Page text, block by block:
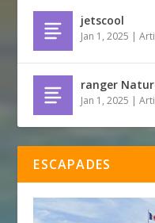
jetscool
Jan 1, 2025 |
ranger
Jan 1, 2025 |
ESCAPADES